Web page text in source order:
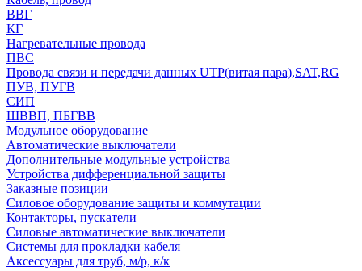
ВВГ
КГ
Нагревательные провода
ПВС
Провода связи и передачи данных UTP(витая пара),SAT,RG
ПУВ, ПУГВ
СИП
ШВВП, ПБГВВ
Модульное оборудование
Автоматические выключатели
Дополнительные модульные устройства
Устройства дифференциальной защиты
Заказные позиции
Силовое оборудование защиты и коммутации
Контакторы, пускатели
Силовые автоматические выключатели
Системы для прокладки кабеля
Аксессуары для труб, м/р, к/к